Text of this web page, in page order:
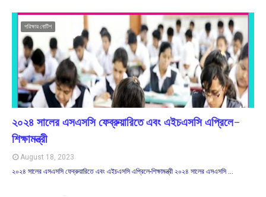
পরিক্ষার নোটিশ
২০২৪ সালের এসএসসি ফেব্রুয়ারিতে এবং এইচএসসি এপ্রিলে-
শিক্ষামন্ত্রী
August 18, 2023
২০২৪ সালের এসএসসি ফেব্রুয়ারিতে এবং এইচএসসি এপ্রিলে-শিক্ষামন্ত্রী ২০২৪ সালের এসএসসি …